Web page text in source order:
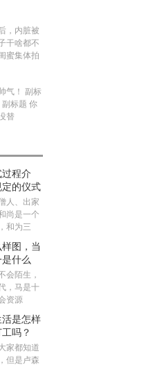
，内脏被
干啥都不
蜜集体拍
气！ 副标
副标题 你
替
程介
的仪式
人、出家
尚是一个
和为三
图，当
什么
会陌生，
，马是十
资源
活是怎样
吗？
家都知道
但是卢森